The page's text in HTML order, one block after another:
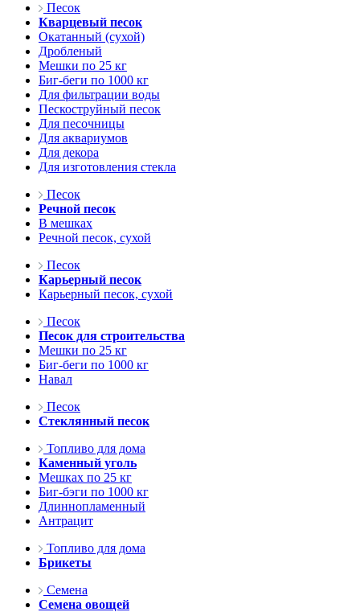
Песок
Кварцевый песок
Окатанный (сухой)
Дробленый
Мешки по 25 кг
Биг-беги по 1000 кг
Для фильтрации воды
Пескоструйный песок
Для песочницы
Для аквариумов
Для декора
Для изготовления стекла
Песок
Речной песок
В мешках
Речной песок, сухой
Песок
Карьерный песок
Карьерный песок, сухой
Песок
Песок для строительства
Мешки по 25 кг
Биг-беги по 1000 кг
Навал
Песок
Стеклянный песок
Топливо для дома
Каменный уголь
Мешках по 25 кг
Биг-бэги по 1000 кг
Длиннопламенный
Антрацит
Топливо для дома
Брикеты
Семена
Семена овощей